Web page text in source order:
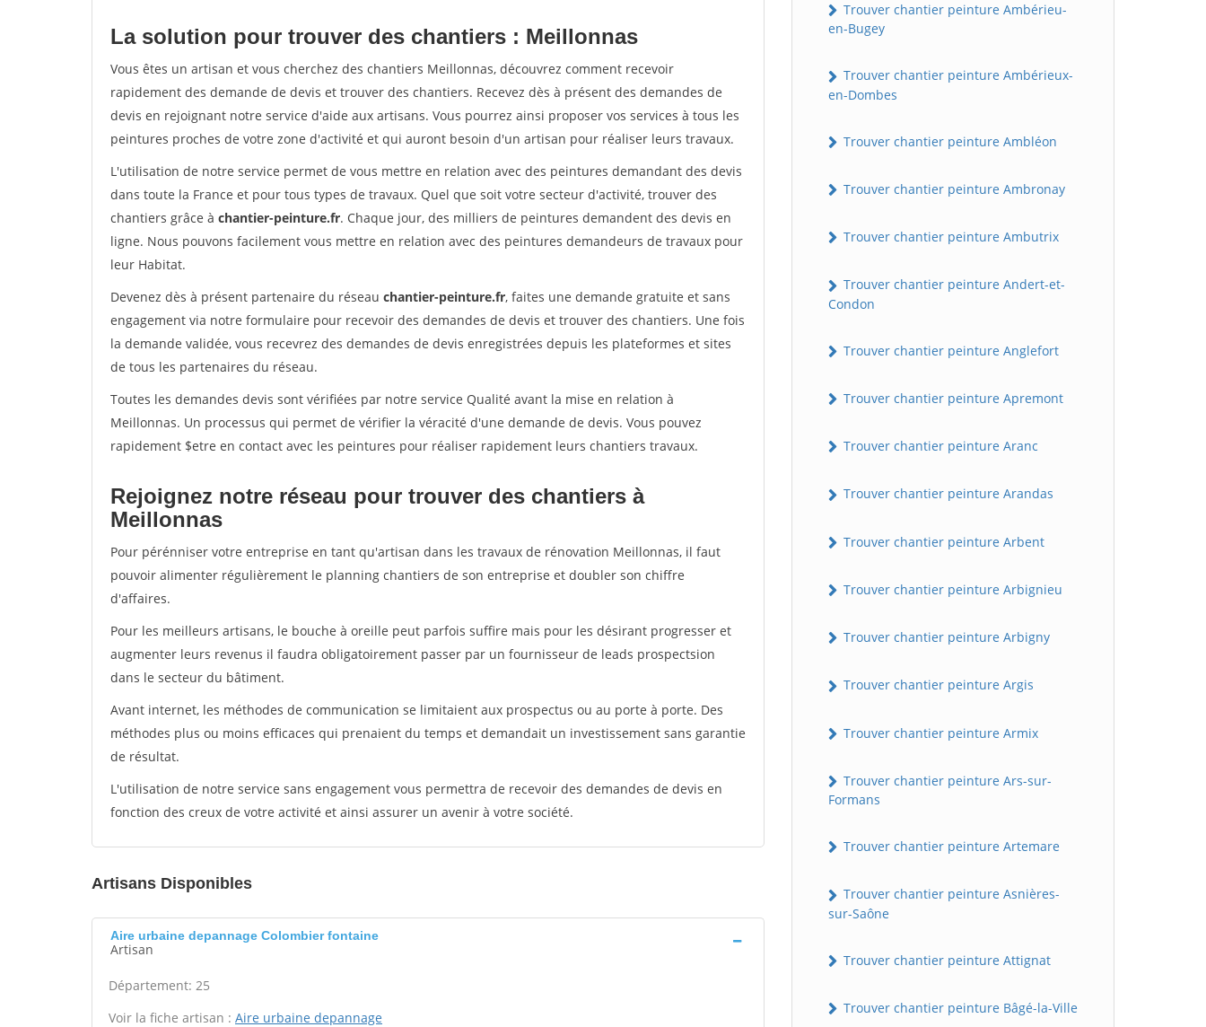
La solution pour trouver des chantiers : Meillonnas
Vous êtes un artisan et vous cherchez des chantiers Meillonnas, découvrez comment recevoir
rapidement des demande de devis et trouver des chantiers. Recevez dès à présent des demandes de
devis en rejoignant notre service d'aide aux artisans. Vous pourrez ainsi proposer vos services à tous les
peintures proches de votre zone d'activité et qui auront besoin d'un artisan pour réaliser leurs travaux.
L'utilisation de notre service permet de vous mettre en relation avec des peintures demandant des devis
dans toute la France et pour tous types de travaux. Quel que soit votre secteur d'activité, trouver des
chantiers grâce à chantier-peinture.fr. Chaque jour, des milliers de peintures demandent des devis en
ligne. Nous pouvons facilement vous mettre en relation avec des peintures demandeurs de travaux pour
leur Habitat.
Devenez dès à présent partenaire du réseau chantier-peinture.fr, faites une demande gratuite et sans
engagement via notre formulaire pour recevoir des demandes de devis et trouver des chantiers. Une fois
la demande validée, vous recevrez des demandes de devis enregistrées depuis les plateformes et sites
de tous les partenaires du réseau.
Toutes les demandes devis sont vérifiées par notre service Qualité avant la mise en relation à
Meillonnas. Un processus qui permet de vérifier la véracité d'une demande de devis. Vous pouvez
rapidement $etre en contact avec les peintures pour réaliser rapidement leurs chantiers travaux.
Rejoignez notre réseau pour trouver des chantiers à
Meillonnas
Pour pérénniser votre entreprise en tant qu'artisan dans les travaux de rénovation Meillonnas, il faut
pouvoir alimenter régulièrement le planning chantiers de son entreprise et doubler son chiffre
d'affaires.
Pour les meilleurs artisans, le bouche à oreille peut parfois suffire mais pour les désirant progresser et
augmenter leurs revenus il faudra obligatoirement passer par un fournisseur de leads prospectsion
dans le secteur du bâtiment.
Avant internet, les méthodes de communication se limitaient aux prospectus ou au porte à porte. Des
méthodes plus ou moins efficaces qui prenaient du temps et demandait un investissement sans garantie
de résultat.
L'utilisation de notre service sans engagement vous permettra de recevoir des demandes de devis en
fonction des creux de votre activité et ainsi assurer un avenir à votre société.
Artisans Disponibles
Aire urbaine depannage Colombier fontaine
Artisan
Département: 25
Voir la fiche artisan : Aire urbaine depannage
Trouver chantier peinture Ambérieu-
en-Bugey
Trouver chantier peinture Ambérieux-
en-Dombes
Trouver chantier peinture Ambléon
Trouver chantier peinture Ambronay
Trouver chantier peinture Ambutrix
Trouver chantier peinture Andert-et-
Condon
Trouver chantier peinture Anglefort
Trouver chantier peinture Apremont
Trouver chantier peinture Aranc
Trouver chantier peinture Arandas
Trouver chantier peinture Arbent
Trouver chantier peinture Arbignieu
Trouver chantier peinture Arbigny
Trouver chantier peinture Argis
Trouver chantier peinture Armix
Trouver chantier peinture Ars-sur-
Formans
Trouver chantier peinture Artemare
Trouver chantier peinture Asnières-
sur-Saône
Trouver chantier peinture Attignat
Trouver chantier peinture Bâgé-la-Ville